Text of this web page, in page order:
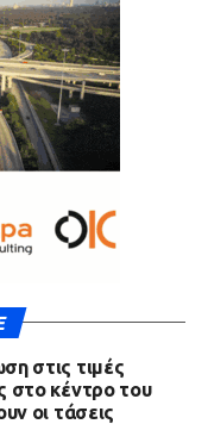
στις τιμές
στο κέντρο του
οι τάσεις